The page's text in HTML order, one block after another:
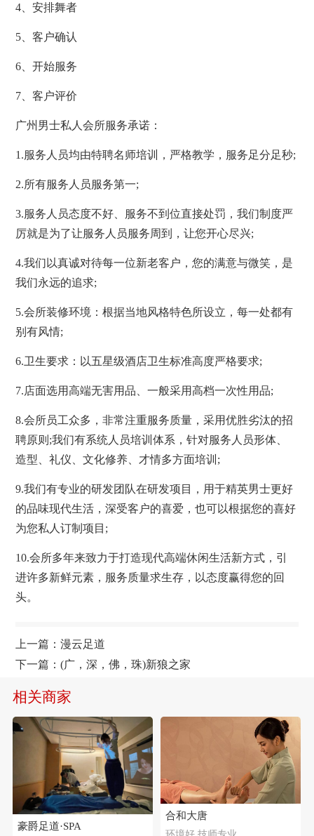
4、安排舞者
5、客户确认
6、开始服务
7、客户评价
广州男士私人会所服务承诺：
1.服务人员均由特聘名师培训，严格教学，服务足分足秒;
2.所有服务人员服务第一;
3.服务人员态度不好、服务不到位直接处罚，我们制度严
厉就是为了让服务人员服务周到，让您开心尽兴;
4.我们以真诚对待每一位新老客户，您的满意与微笑，是
我们永远的追求;
5.会所装修环境：根据当地风格特色所设立，每一处都有
别有风情;
6.卫生要求：以五星级酒店卫生标准高度严格要求;
7.店面选用高端无害用品、一般采用高档一次性用品;
8.会所员工众多，非常注重服务质量，采用优胜劣汰的招
聘原则;我们有系统人员培训体系，针对服务人员形体、
造型、礼仪、文化修养、才情多方面培训;
9.我们有专业的研发团队在研发项目，用于精英男士更好
的品味现代生活，深受客户的喜爱，也可以根据您的喜好
为您私人订制项目;
10.会所多年来致力于打造现代高端休闲生活新方式，引
进许多新鲜元素，服务质量求生存，以态度赢得您的回
头。
上一篇：漫云足道
下一篇：(广，深，佛，珠)新狼之家
相关商家
豪爵足道·SPA
合和大唐